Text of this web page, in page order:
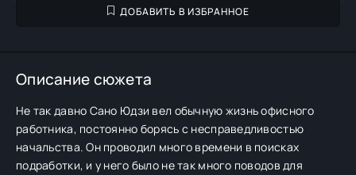
ДОБАВИТЬ В ИЗБРАННОЕ
Описание сюжета
Не так давно Сано Юдзи вел обычную жизнь офисного
работника, постоянно борясь с несправедливостью
начальства. Он проводил много времени в поисках
подработки, и у него было не так много поводов для